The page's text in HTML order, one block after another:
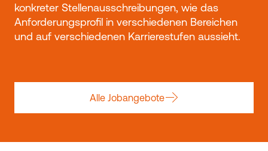
konkreter Stellenausschreibungen, wie das
Anforderungsprofil in verschiedenen Bereichen
und auf verschiedenen Karrierestufen aussieht.
Alle Jobangebote